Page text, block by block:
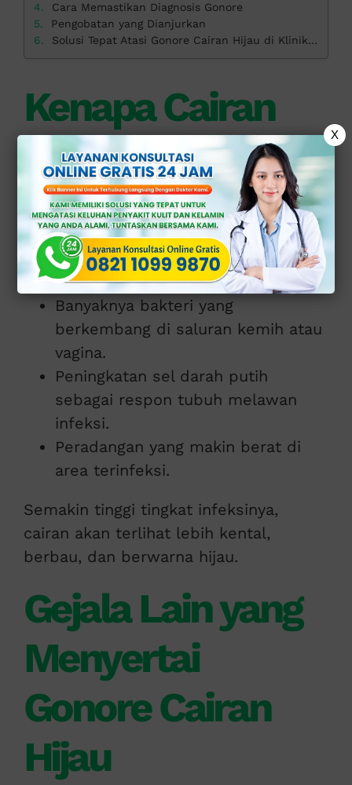
Cara Memastikan Diagnosis Gonore
Pengobatan yang Dianjurkan
Solusi Tepat Atasi Gonore Cairan Hijau di Klinik Apollo
Kenapa Cairan
Bisa Berwarna
Hijau?
Perubahan warna cairan pada
penderita gonore terjadi karena:
Banyaknya bakteri yang
berkembang di saluran kemih atau
vagina.
Peningkatan sel darah putih
sebagai respon tubuh melawan
infeksi.
Peradangan yang makin berat di
area terinfeksi.
Semakin tinggi tingkat infeksinya,
cairan akan terlihat lebih kental,
berbau, dan berwarna hijau.
Gejala Lain yang
Menyertai
Gonore Cairan
Hijau
X